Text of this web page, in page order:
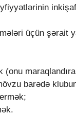
üçün şərait
barədə